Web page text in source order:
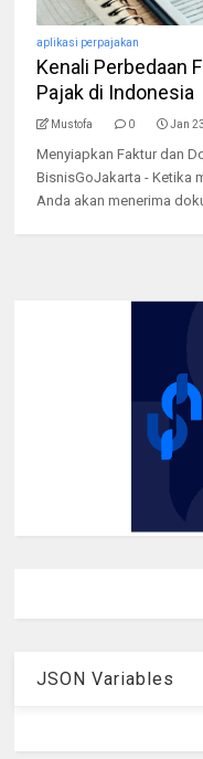
aplikasi perpajakan
Kenali Perbedaan
Pajak di Indonesia
Mustofa 0 Jan
Menyiapkan Faktur dan
BisnisGoJakarta - Ketika
Anda akan menerima
JSON Variables